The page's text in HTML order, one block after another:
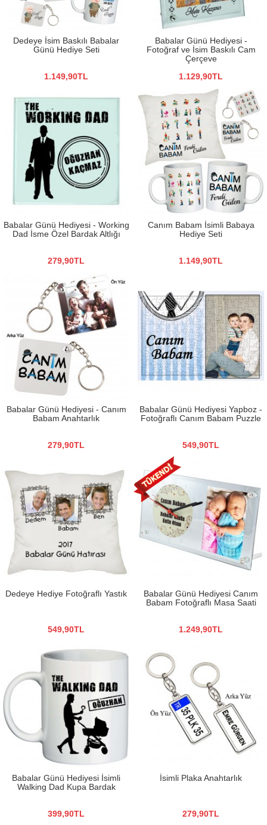
Dedeye İsim Baskılı Babalar
Günü Hediye Seti
1.149,90TL
Babalar Günü Hediyesi -
Fotoğraf ve İsim Baskılı Cam
Çerçeve
1.129,90TL
Babalar Günü Hediyesi - Working
Dad İsme Özel Bardak Altlığı
279,90TL
Canım Babam İsimli Babaya
Hediye Seti
1.149,90TL
Babalar Günü Hediyesi - Canım
Babam Anahtarlık
279,90TL
Babalar Günü Hediyesi Yapboz -
Fotoğraflı Canım Babam Puzzle
549,90TL
Dedeye Hediye Fotoğraflı Yastık
549,90TL
Babalar Günü Hediyesi Canım
Babam Fotoğraflı Masa Saati
1.249,90TL
Babalar Günü Hediyesi İsimli
Walking Dad Kupa Bardak
399,90TL
İsimli Plaka Anahtarlık
279,90TL